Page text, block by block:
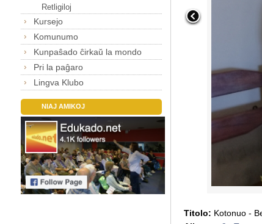
Retligiloj
Kursejo
Komunumo
Kunpaŝado ĉirkaŭ la mondo
Pri la paĝaro
Lingva Klubo
NIAJ AMIKOJ
Titolo: Kotonuo -